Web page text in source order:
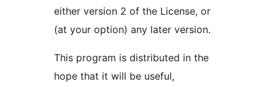
either version 2 of the License, or
(at your option) any later version.
This program is distributed in the
hope that it will be useful,